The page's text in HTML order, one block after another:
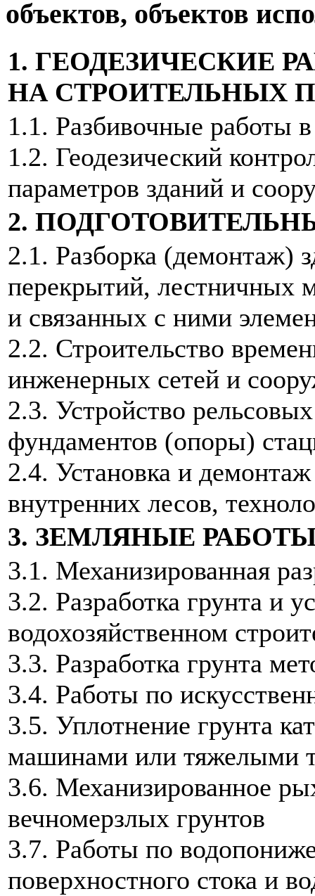
объектов, объектов
1. ГЕОДЕЗИЧЕСКИЕ
НА СТРОИТЕЛЬНЫХ
1.1. Разбивочные работы
1.2. Геодезический
параметров зданий и
2.
2.1. Разборка (демонтаж)
перекрытий, лестничных
и связанных с ними
2.2. Строительство
инженерных сетей и
2.3. Устройство
фундаментов (опоры)
2.4. Установка и
внутренних лесов,
3. ЗЕМЛЯНЫЕ
3.1. Механизированная
3.2. Разработка грунта и
водохозяйственном
3.3. Разработка грунта
3.4. Работы по
3.5. Уплотнение грунта
машинами или тяжелыми
3.6. Механизированное
вечномерзлых грунтов
3.7. Работы по
поверхностного стока и